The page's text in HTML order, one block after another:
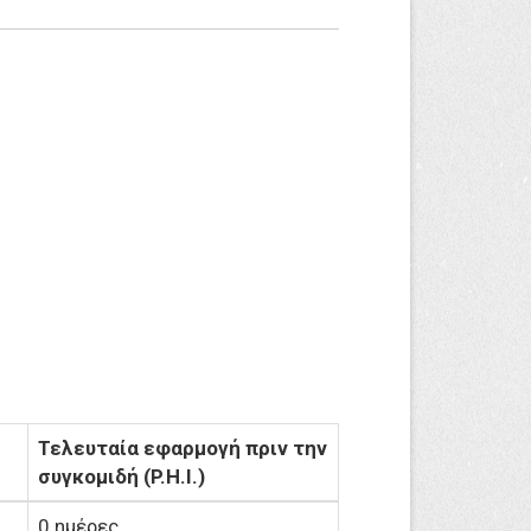
Τελευταία εφαρμογή πριν την
συγκομιδή (P.H.I.)